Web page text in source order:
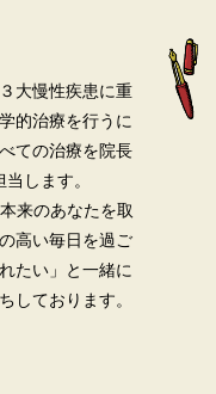
大慢性疾患に重
的治療を行うに
ての治療を院長
します。
来のあなたを取
高い毎日を過ご
たい」と一緒に
しております。